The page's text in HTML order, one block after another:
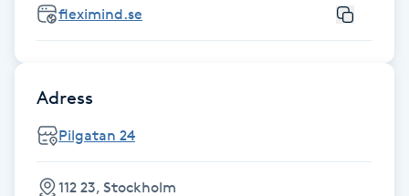
Fettreducering
Fibromassage
Fotmassage
fleximind.se
Adress
Pilgatan 24
112 23, Stockholm